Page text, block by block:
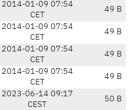
2014-01-09 07:54
CET
49 B
2014-01-09 07:54
CET
49 B
2014-01-09 07:54
CET
49 B
2014-01-09 07:54
CET
49 B
2023-06-14 09:17
CEST
50 B